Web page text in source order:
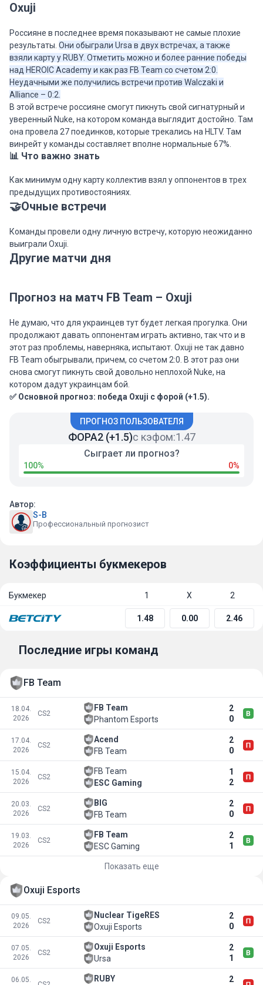
Oxuji
Россияне в последнее время показывают не самые плохие
результаты. Они обыграли Ursa в двух встречах, а также
взяли карту у RUBY. Отметить можно и более ранние победы
над HEROIC Academy и как раз FB Team со счетом 2:0.
Неудачными же получились встречи против Walczaki и
Alliance – 0:2.
В этой встрече россияне смогут пикнуть свой сигнатурный и
уверенный Nuke, на котором команда выглядит достойно. Там
она провела 27 поединков, которые трекались на HLTV. Там
винрейт у команды составляет вполне нормальные 67%.
📊 Что важно знать
Как минимум одну карту коллектив взял у оппонентов в трех
предыдущих противостояниях.
🤝Очные встречи
Команды провели одну личную встречу, которую неожиданно
выиграли Oxuji.
Другие матчи дня
Прогноз на матч FB Team – Oxuji
Не думаю, что для украинцев тут будет легкая прогулка. Они
продолжают давать оппонентам играть активно, так что и в
этот раз проблемы, наверняка, испытают. Oxuji не так давно
FB Team обыгрывали, причем, со счетом 2:0. В этот раз они
снова смогут пикнуть свой довольно неплохой Nuke, на
котором дадут украинцам бой.
✅ Основной прогноз: победа Oxuji с форой (+1.5).
ПРОГНОЗ ПОЛЬЗОВАТЕЛЯ
ФОРА2 (+1.5)с кэфом:1.47
100%
Сыграет ли прогноз?
0%
Автор:
S-B
Профессиональный прогнозист
Коэффициенты букмекеров
Букмекер 1 Х 2
1.48 0.00 2.46
Последние игры команд
FB Team
18.04.
2026
CS2
FB Team
2
0
Phantom Esports
17.04.
2026
CS2
Acend
2
0
FB Team
15.04.
2026
CS2
FB Team
1
2
ESC Gaming
20.03.
2026
CS2
BIG
2
0
FB Team
19.03.
2026
CS2
FB Team
2
1
ESC Gaming
Показать еще
Oxuji Esports
09.05.
2026
CS2
Nuclear TigeRES
2
0
Oxuji Esports
07.05.
2026
CS2
Oxuji Esports
2
1
Ursa
06.05. RUBY 2